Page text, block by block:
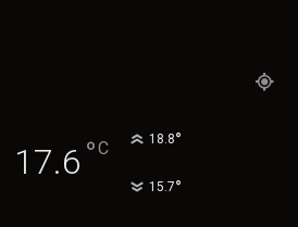
17.6 °C 18.8°
15.7°